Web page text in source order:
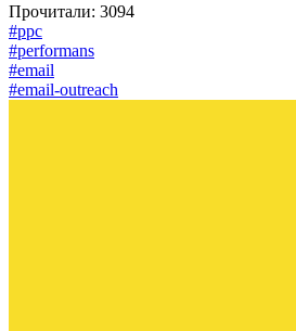
Прочитали: 3094
#ppc
#performans
#email
#email-outreach